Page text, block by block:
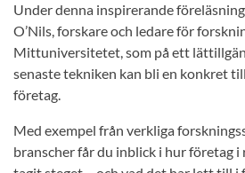
Under denna inspirerande
O’Nils, forskare och ledare för
Mittuniversitetet, som på ett
senaste tekniken kan bli en konkret
företag.
Med exempel från verkliga
branscher får du inblick i hur företag i